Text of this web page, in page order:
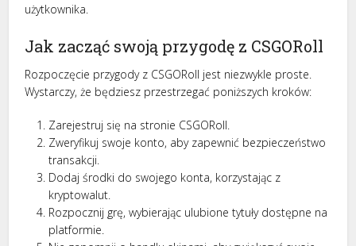
użytkownika.
Jak zacząć swoją przygodę z CSGORoll
Rozpoczęcie przygody z CSGORoll jest niezwykle proste.
Wystarczy, że będziesz przestrzegać poniższych kroków:
Zarejestruj się na stronie CSGORoll.
Zweryfikuj swoje konto, aby zapewnić bezpieczeństwo
transakcji.
Dodaj środki do swojego konta, korzystając z
kryptowalut.
Rozpocznij grę, wybierając ulubione tytuły dostępne na
platformie.